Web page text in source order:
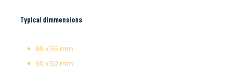
Typical dimmensions
85 x 55 mm
90 x 50 mm